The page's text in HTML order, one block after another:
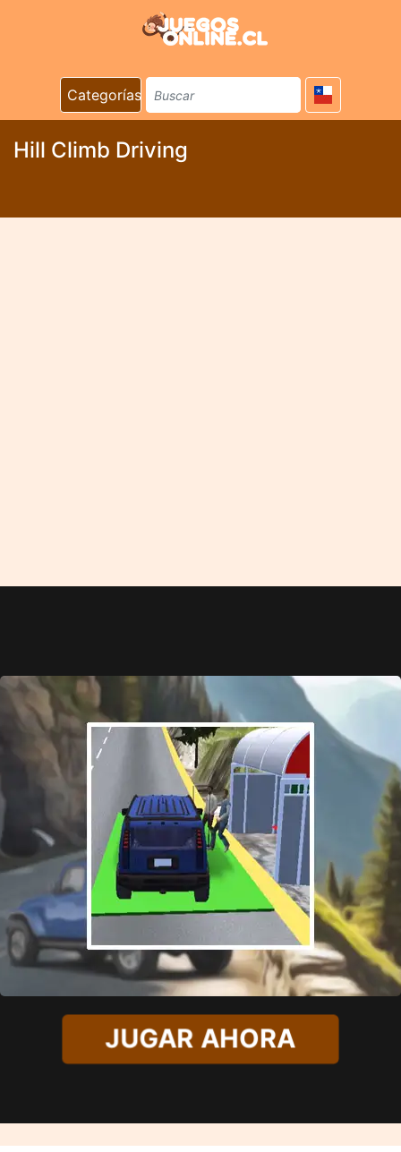
Categorías
Hill Climb Driving
JUGAR AHORA